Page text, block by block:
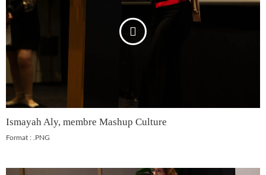
Ismayah Aly, membre Mashup Culture
Format : .PNG